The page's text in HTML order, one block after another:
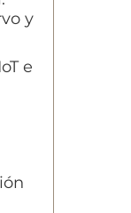
y
e